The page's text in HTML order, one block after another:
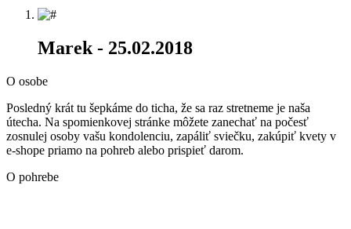
Marek - 25.02.2018
O osobe
Posledný krát tu šepkáme do ticha, že sa raz stretneme je naša
útecha. Na spomienkovej stránke môžete zanechať na počesť
zosnulej osoby vašu kondolenciu, zapáliť sviečku, zakúpiť kvety v
e-shope priamo na pohreb alebo prispieť darom.
O pohrebe